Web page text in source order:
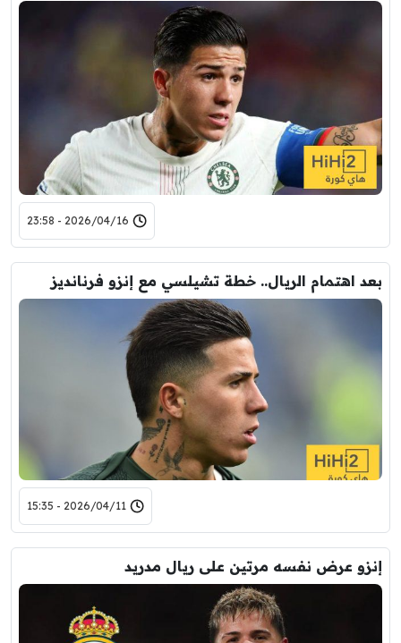
2026/04/16 - 23:58
بعد اهتمام الريال.. خطة تشيلسي مع إنزو فرنانديز
2026/04/11 - 15:35
إنزو عرض نفسه مرتين على ريال مدريد